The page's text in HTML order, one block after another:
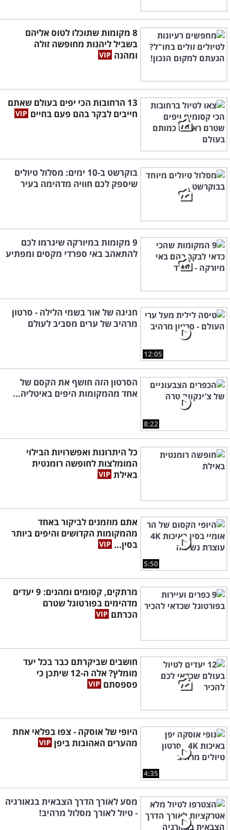
8 מקומות שתוכלו לטוס אליהם
בשביל ליהנות מחופשה זולה
ומהנה
13 הרחובות הכי יפים בעולם שאתם
חייבים לבקר בהם פעם בחיים
בוקרשט ב-10 ימים: מסלול טיולים
שיספק לכם חוויה מדהימה בעיר
9 מקומות במיורקה שיגרמו לכם
להתאהב באי ספרדי מקסים ומפתיע
12:05
חגיגה של אור בשמי הלילה - סרטון
מרהיב של ערים מסביב לעולם
8:22
הסרטון הזה חושף את הקסם של
אחד מהמקומות היפים באיטליה...
כל היתרונות ואפשרויות הבילוי
המומלצות לחופשה רומנטית
באילת
5:50
אתם מוזמנים לביקור באחד
מהמקומות הקדושים והיפים ביותר
בסין...
מרתקים, קסומים ומהנים: 9 יעדים
מדהימים בפורטוגל שטרם
הכרתם
חושבים שביקרתם כבר בכל יעד
מומלץ? אלה ה-12 שיתכן כי
פספסתם
4:35
היופי של אוסקה - צפו בפלאי אחת
מהערים האהובות ביפן
מסע לאורך הדרך הצבאית בגאורגיה
- טיול לאורך מסלול מרהיב!